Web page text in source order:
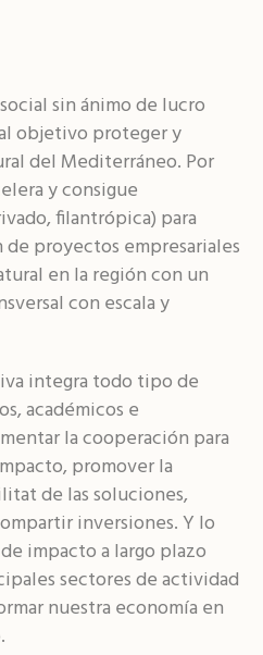
sin ánimo de lucro
objetivo proteger y
del Mediterráneo. Por
y consigue
filantrópica) para
proyectos empresariales
en la región con un
con escala y
integra todo tipo de
académicos e
la cooperación para
promover la
de las soluciones,
inversiones. Y lo
impacto a largo plazo
sectores de actividad
nuestra economía en